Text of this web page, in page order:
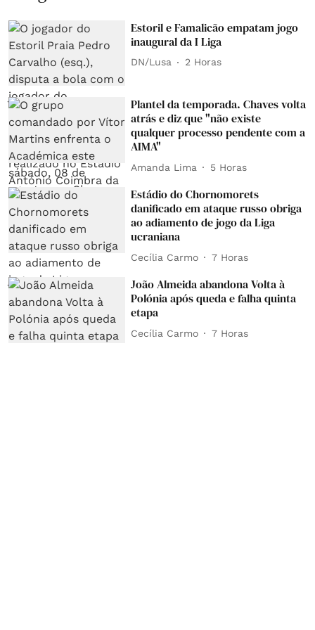
Estoril e Famalicão empatam jogo
inaugural da I Liga
DN/Lusa 2 Horas
Plantel da temporada. Chaves volta
atrás e diz que "não existe
qualquer processo pendente com a
AIMA"
Amanda Lima 5 Horas
Estádio do Chornomorets
danificado em ataque russo obriga
ao adiamento de jogo da Liga
ucraniana
Cecília Carmo 7 Horas
João Almeida abandona Volta à
Polónia após queda e falha quinta
etapa
Cecília Carmo 7 Horas